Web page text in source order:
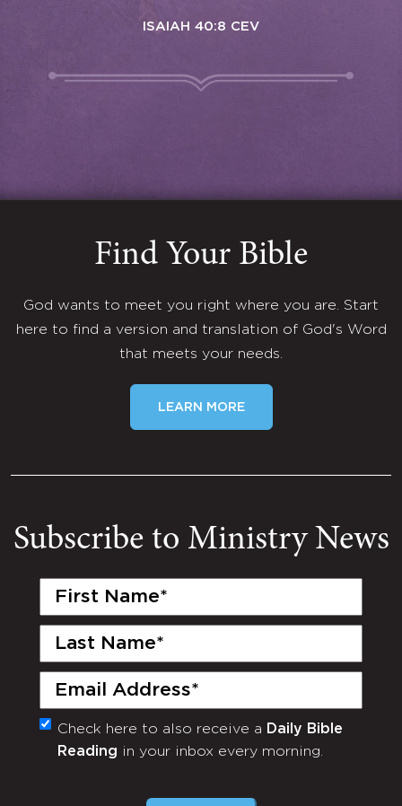
ISAIAH 40:8 CEV
Find Your Bible
God wants to meet you right where you are. Start
here to find a version and translation of God's Word
that meets your needs.
LEARN MORE
Subscribe to Ministry News
First
Last
Email
(Required)
Monthly
Newsletter
Check here to also receive a Daily Bible
Reading in your inbox every morning.